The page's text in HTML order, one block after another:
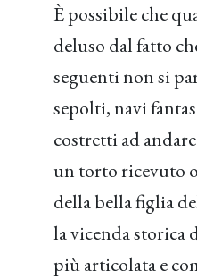
È possibile che
deluso dal fatto
seguenti non si
sepolti, navi
costretti ad
un torto ricevuto
della bella figlia
la vicenda storica
più articolata e